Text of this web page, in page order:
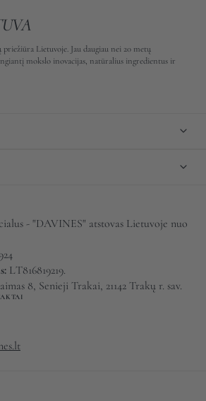
Lietuvoje. Jau daugiau nei 20 metų
mokslo inovacijas, natūralius ingredientus ir
- "DAVINES" atstovas Lietuvoje nuo
LT816819219.
8, Senieji Trakai, 21142 Trakų r. sav.